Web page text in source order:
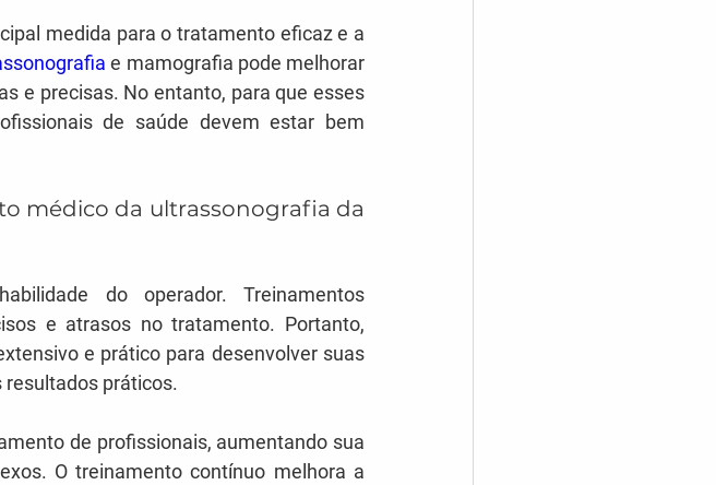
medida para o tratamento eficaz e a
e mamografia pode melhorar
e precisas. No entanto, para que esses
de saúde devem estar bem
médico da ultrassonografia da
do operador. Treinamentos
e atrasos no tratamento. Portanto,
e prático para desenvolver suas
práticos.
de profissionais, aumentando sua
O treinamento contínuo melhora a